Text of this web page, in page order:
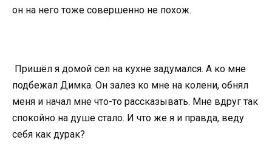
он на него тоже совершенно не похож.
Пришёл я домой сел на кухне задумался. А ко мне
подбежал Димка. Он залез ко мне на колени, обнял
меня и начал мне что-то рассказывать. Мне вдруг так
спокойно на душе стало. И что же я и правда, веду
себя как дурак?